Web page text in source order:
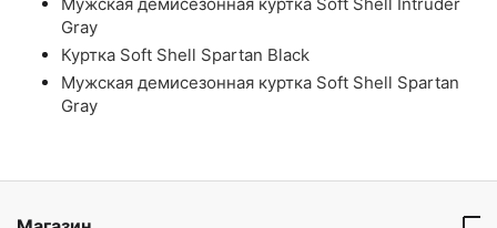
Gray
Куртка Soft Shell Spartan Black
Мужская демисезонная куртка Soft Shell Spartan
Gray